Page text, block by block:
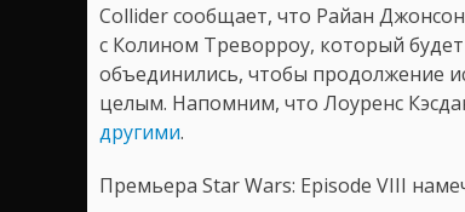
Collider сообщает, что Райан
с Колином Треворроу, который
объединились, чтобы продолжение
целым. Напомним, что Лоуренс
другими.
Премьера Star Wars: Episode VIII